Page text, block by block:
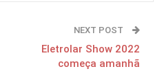
NEXT POST
Eletrolar Show 2022
começa amanhã